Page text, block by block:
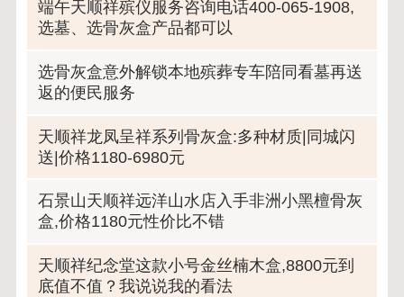
端午天顺祥殡仪服务咨询电话400-065-1908,
选墓、选骨灰盒产品都可以
选骨灰盒意外解锁本地殡葬专车陪同看墓再送
返的便民服务
天顺祥龙凤呈祥系列骨灰盒:多种材质|同城闪
送|价格1180-6980元
石景山天顺祥远洋山水店入手非洲小黑檀骨灰
盒,价格1180元性价比不错
天顺祥纪念堂这款小号金丝楠木盒,8800元到
底值不值？我说说我的看法